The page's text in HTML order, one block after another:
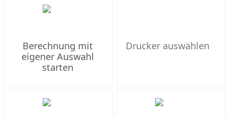
Berechnung mit
eigener Auswahl
starten